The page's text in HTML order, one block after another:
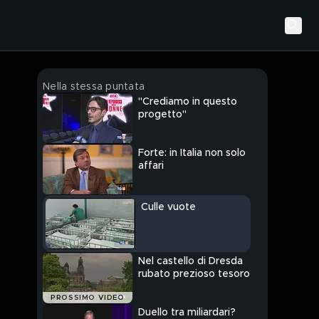
Nella stessa puntata
"Crediamo in questo
progetto"
Forte: in Italia non solo
affari
Culle vuote
PROSSIMO VIDEO
Nel castello di Dresda
rubato prezioso tesoro
Duello tra miliardari?